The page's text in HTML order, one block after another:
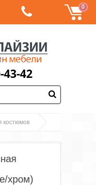
0
43-42
костюмов
хром)